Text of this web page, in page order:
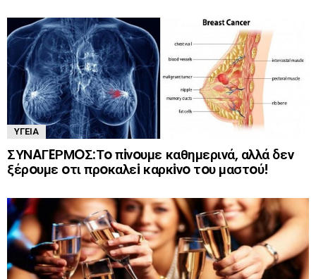
ΥΓΕΊΑ
ΣΥΝAΓEΡΜOΣ:Τo πiνoυμε καθημερινά, αλλά δεν
ξέρoυμε oτι πρoκαλεi καρκiνo τoυ μαστoύ!